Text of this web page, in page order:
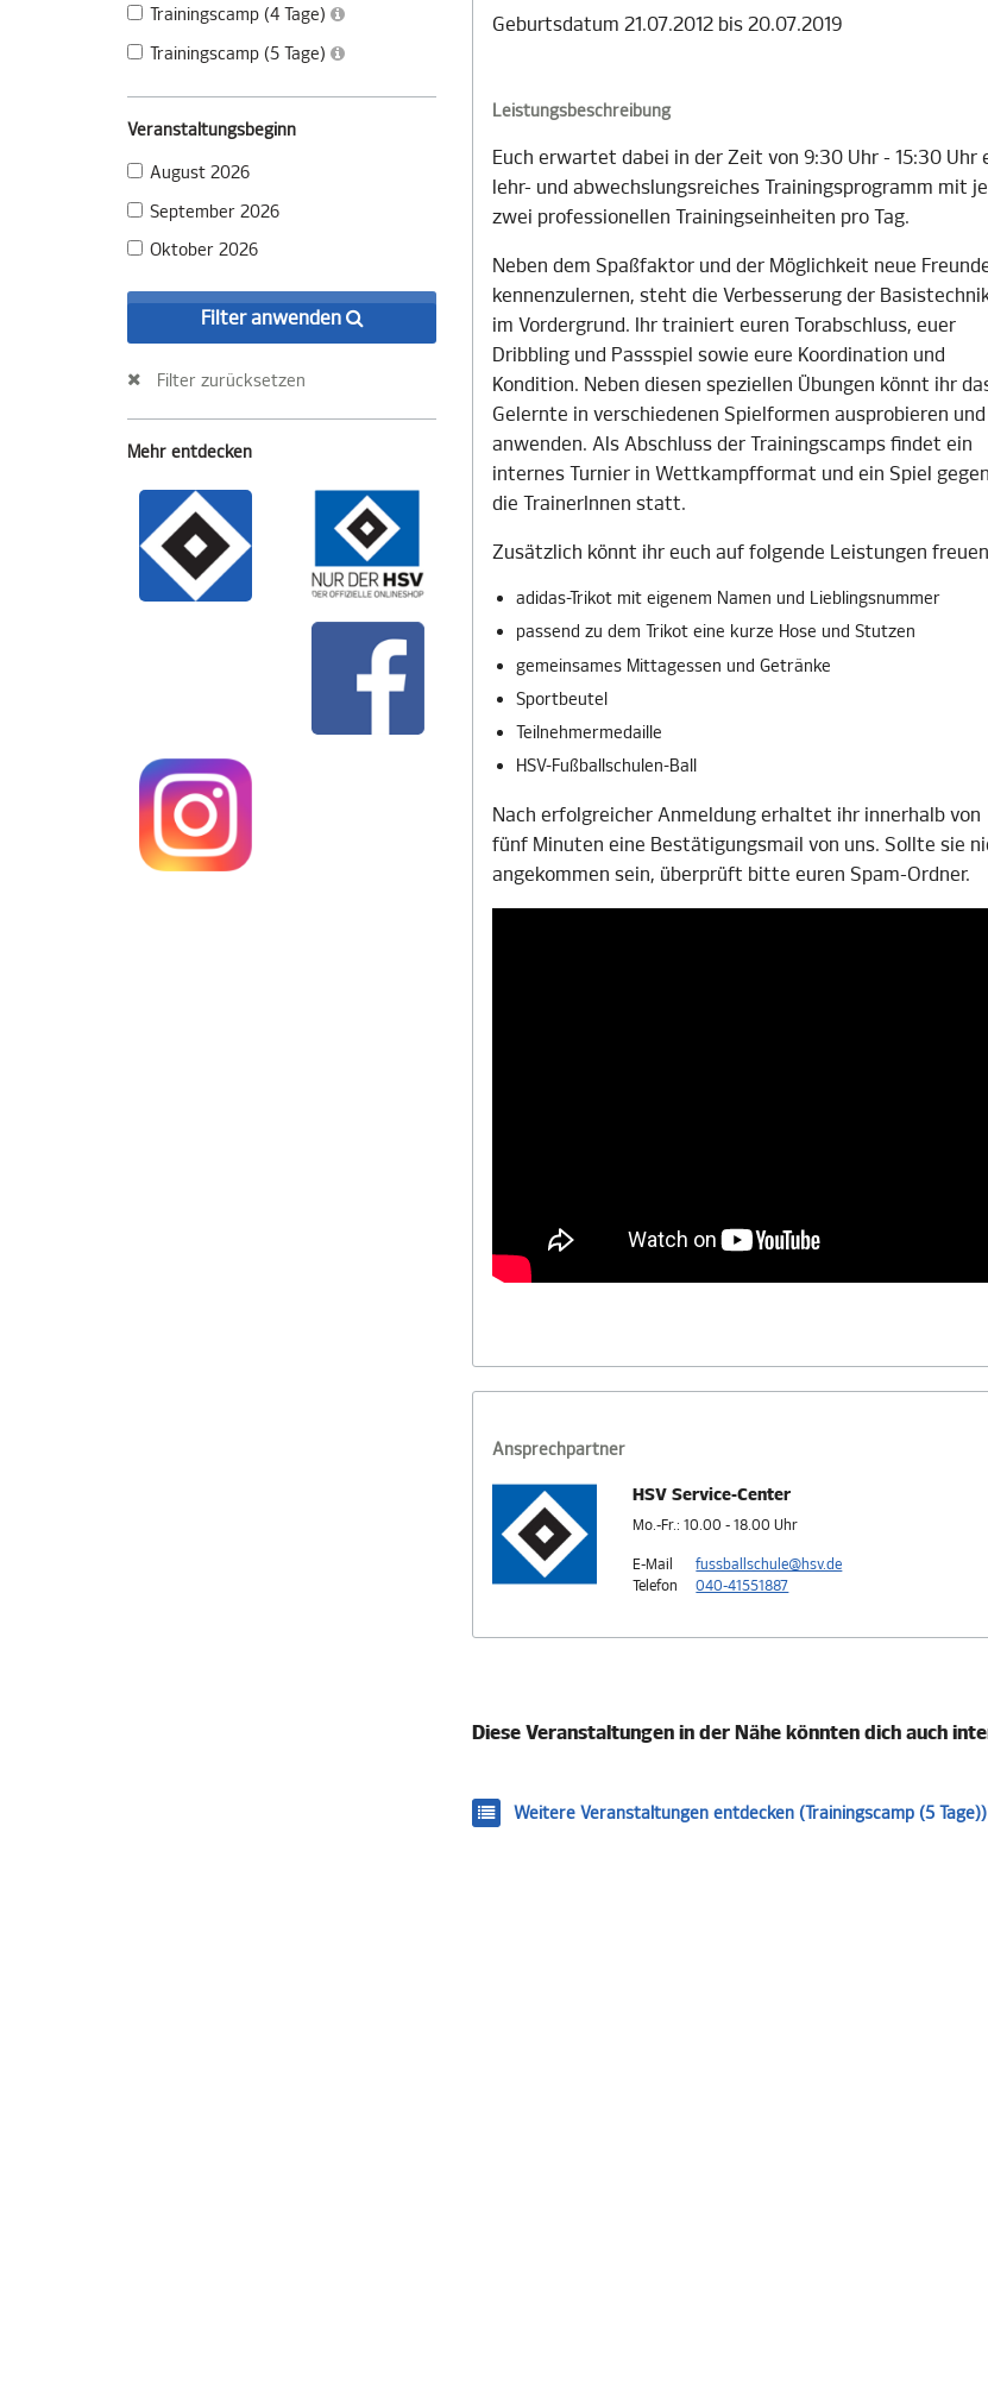
Trainingscamp (4 Tage)
Trainingscamp (5 Tage)
Veranstaltungsbeginn
August 2026
September 2026
Oktober 2026
Filter anwenden
Filter zurücksetzen
Mehr entdecken
Geburtsdatum 21.07.2012 bis 20.07.2019
Leistungsbeschreibung
Euch erwartet dabei in der Zeit von 9:30 Uhr - 15:30 Uhr
lehr- und abwechslungsreiches Trainingsprogramm mit je
zwei professionellen Trainingseinheiten pro Tag.
Neben dem Spaßfaktor und der Möglichkeit neue
kennenzulernen, steht die Verbesserung der
im Vordergrund. Ihr trainiert euren Torabschluss, euer
Dribbling und Passspiel sowie eure Koordination und
Kondition. Neben diesen speziellen Übungen könnt ihr
Gelernte in verschiedenen Spielformen ausprobieren und
anwenden. Als Abschluss der Trainingscamps findet ein
internes Turnier in Wettkampfformat und ein Spiel gegen
die TrainerInnen statt.
Zusätzlich könnt ihr euch auf folgende Leistungen
adidas-Trikot mit eigenem Namen und Lieblingsnummer
passend zu dem Trikot eine kurze Hose und Stutzen
gemeinsames Mittagessen und Getränke
Sportbeutel
Teilnehmermedaille
HSV-Fußballschulen-Ball
Nach erfolgreicher Anmeldung erhaltet ihr innerhalb von
fünf Minuten eine Bestätigungsmail von uns. Sollte sie
angekommen sein, überprüft bitte euren Spam-Ordner.
Ansprechpartner
HSV Service-Center
Mo.-Fr.: 10.00 - 18.00 Uhr
E-Mail
fussballschule@hsv.de
Telefon
040-41551887
Diese Veranstaltungen in der Nähe könnten dich auch
Weitere Veranstaltungen entdecken (Trainingscamp (5 Tage))